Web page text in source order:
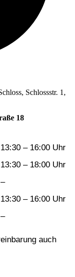
Schlossstr. 1,
18
13:30 – 16:00 Uhr
13:30 – 18:00 Uhr
–
13:30 – 16:00 Uhr
–
auch